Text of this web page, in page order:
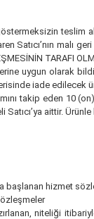
Satıcı’nın malı
TARAFI
uygun olarak
iade edilecek
takip eden 10
aittir.
başlanan hizmet
niteliği